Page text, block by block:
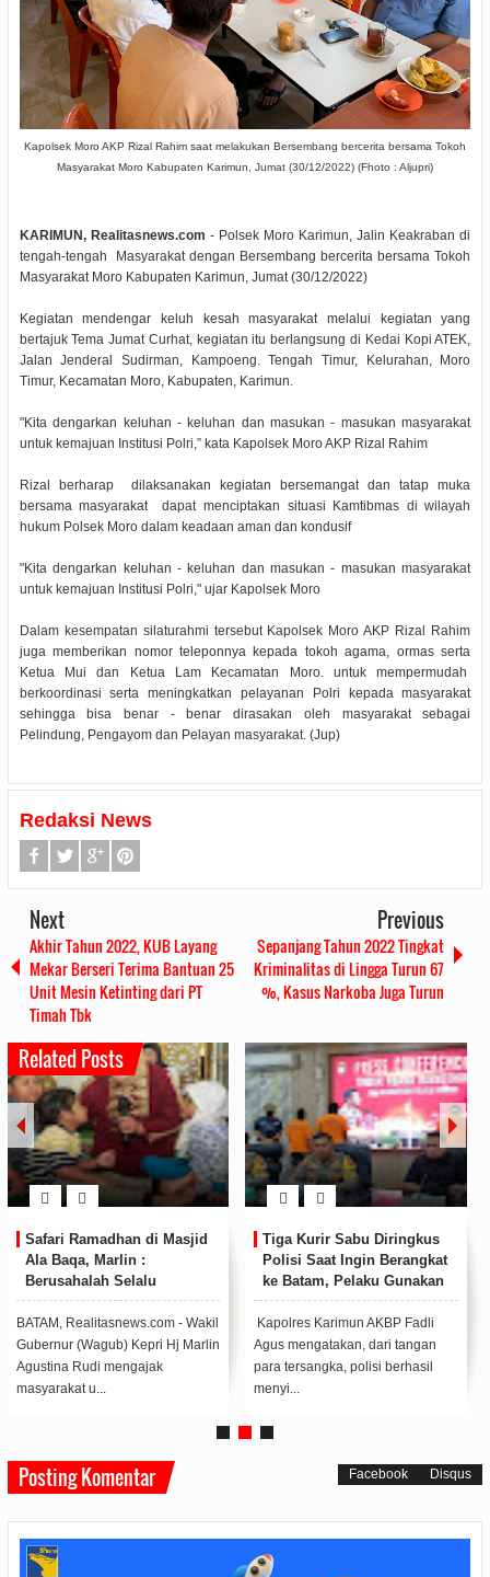
Kapolsek Moro AKP Rizal Rahim saat melakukan Bersembang bercerita bersama Tokoh
Masyarakat Moro Kabupaten Karimun, Jumat (30/12/2022) (Fhoto : Aljupri)
KARIMUN, Realitasnews.com - Polsek Moro Karimun, Jalin Keakraban di
tengah-tengah Masyarakat dengan Bersembang bercerita bersama Tokoh
Masyarakat Moro Kabupaten Karimun, Jumat (30/12/2022)
Kegiatan mendengar keluh kesah masyarakat melalui kegiatan yang
bertajuk Tema Jumat Curhat, kegiatan itu berlangsung di Kedai Kopi ATEK,
Jalan Jenderal Sudirman, Kampoeng. Tengah Timur, Kelurahan, Moro
Timur, Kecamatan Moro, Kabupaten, Karimun.
"Kita dengarkan keluhan - keluhan dan masukan - masukan masyarakat
untuk kemajuan Institusi Polri,” kata Kapolsek Moro AKP Rizal Rahim
Rizal berharap dilaksanakan kegiatan bersemangat dan tatap muka
bersama masyarakat dapat menciptakan situasi Kamtibmas di wilayah
hukum Polsek Moro dalam keadaan aman dan kondusif
"Kita dengarkan keluhan - keluhan dan masukan - masukan masyarakat
untuk kemajuan Institusi Polri," ujar Kapolsek Moro
Dalam kesempatan silaturahmi tersebut Kapolsek Moro AKP Rizal Rahim
juga memberikan nomor teleponnya kepada tokoh agama, ormas serta
Ketua Mui dan Ketua Lam Kecamatan Moro. untuk mempermudah
berkoordinasi serta meningkatkan pelayanan Polri kepada masyarakat
sehingga bisa benar - benar dirasakan oleh masyarakat sebagai
Pelindung, Pengayom dan Pelayan masyarakat. (Jup)
Redaksi News
Next
Akhir Tahun 2022, KUB Layang
Mekar Berseri Terima Bantuan 25
Unit Mesin Ketinting dari PT
Timah Tbk
Previous
Sepanjang Tahun 2022 Tingkat
Kriminalitas di Lingga Turun 67
%, Kasus Narkoba Juga Turun
Related Posts
Empat Pengedar Narkoba Di
Tangkap, Satu Diantaranya
Merupakan Oknum PNS Di
Karimun
Polisi tunjukkan 4 Tsk dan
Barang Bukti (F/Ist)KARIMUN,
Realitasnews.com - Oknum
Aparatur Sipi...
Imigrasi Karimun
Melaksanakan Upacara Hari
Bhakti Imigrasi ke- 74
Kantor Imigrasi Kelas II TPI
Tanjung Balai Karimun
melaksanakan upacara Hari
Bhakti Imigrasi k...
Posting Komentar Facebook Disqus